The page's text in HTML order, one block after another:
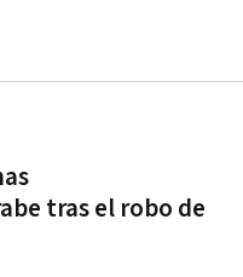
tras el robo de